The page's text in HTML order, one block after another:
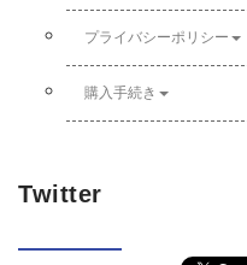
プライバシーポリシー
購入手続き
Twitter